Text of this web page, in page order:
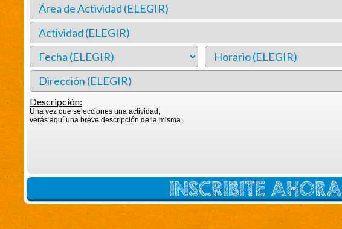
Descripción:
Una vez que selecciones una actividad,
verás aquí una breve descripción de la misma.
INSCRIBITE AHORA